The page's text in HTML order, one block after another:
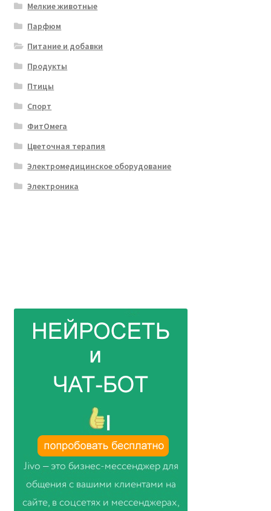
Мелкие животные
Парфюм
Питание и добавки
Продукты
Птицы
Спорт
ФитОмега
Цветочная терапия
Электромедицинское оборудование
Электроника